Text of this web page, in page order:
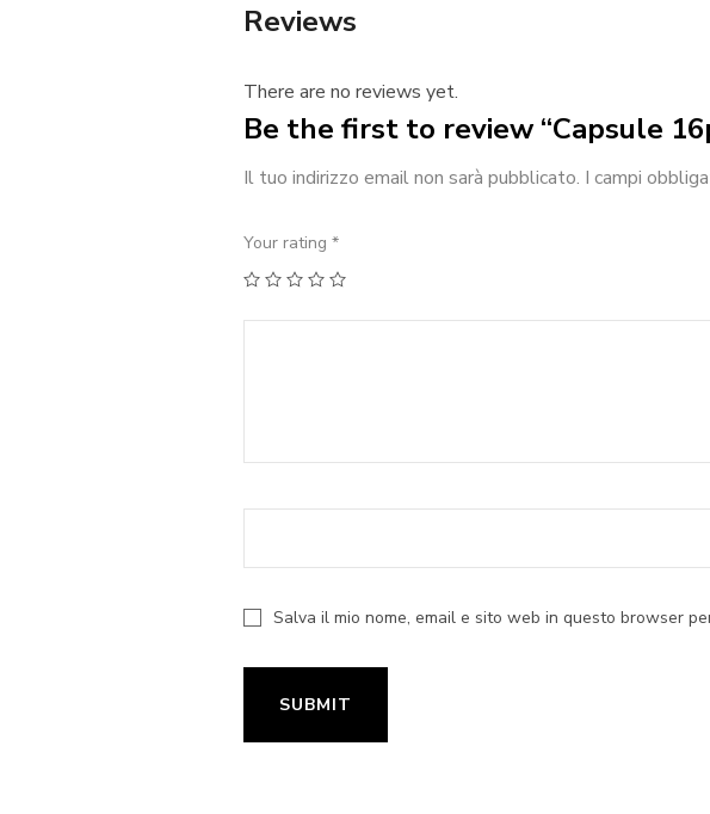
Reviews
There are no reviews yet.
Be the first to review “Capsule
Il tuo indirizzo email non sarà pubblicato. I campi
Your rating *
1 2 3 4
Salva il mio nome, email e sito web in questo browser